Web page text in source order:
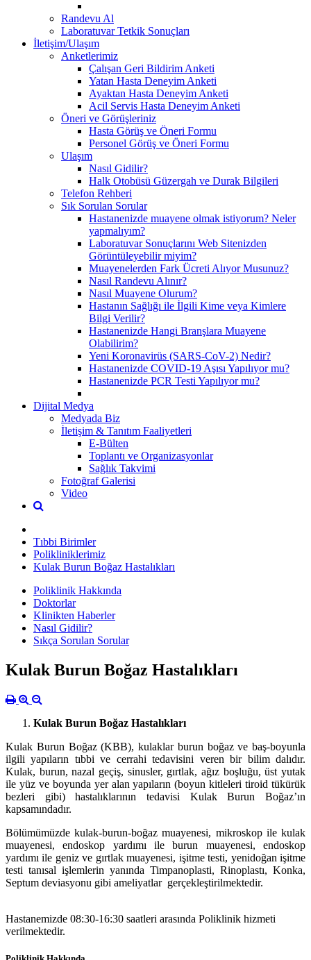
Randevu Al
Laboratuvar Tetkik Sonuçları
İletişim/Ulaşım
Anketlerimiz
Çalışan Geri Bildirim Anketi
Yatan Hasta Deneyim Anketi
Ayaktan Hasta Deneyim Anketi
Acil Servis Hasta Deneyim Anketi
Öneri ve Görüşleriniz
Hasta Görüş ve Öneri Formu
Personel Görüş ve Öneri Formu
Ulaşım
Nasıl Gidilir?
Halk Otobüsü Güzergah ve Durak Bilgileri
Telefon Rehberi
Sık Sorulan Sorular
Hastanenizde muayene olmak istiyorum? Neler
yapmalıyım?
Laboratuvar Sonuçlarını Web Sitenizden
Görüntüleyebilir miyim?
Muayenelerden Fark Ücreti Alıyor Musunuz?
Nasıl Randevu Alınır?
Nasıl Muayene Olurum?
Hastanın Sağlığı ile İlgili Kime veya Kimlere
Bilgi Verilir?
Hastanenizde Hangi Branşlara Muayene
Olabilirim?
Yeni Koronavirüs (SARS-CoV-2) Nedir?
Hastanenizde COVID-19 Aşısı Yapılıyor mu?
Hastanenizde PCR Testi Yapılıyor mu?
Dijital Medya
Medyada Biz
İletişim & Tanıtım Faaliyetleri
E-Bülten
Toplantı ve Organizasyonlar
Sağlık Takvimi
Fotoğraf Galerisi
Video
Tıbbi Birimler
Polikliniklerimiz
Kulak Burun Boğaz Hastalıkları
Poliklinik Hakkında
Doktorlar
Klinikten Haberler
Nasıl Gidilir?
Sıkça Sorulan Sorular
Kulak Burun Boğaz Hastalıkları
Kulak Burun Boğaz Hastalıkları
Kulak Burun Boğaz (KBB), kulaklar burun boğaz ve baş-boyunla
ilgili yapıların tıbbi ve cerrahi tedavisini veren bir bilim dalıdır.
Kulak, burun, nazal geçiş, sinusler, gırtlak, ağız boşluğu, üst yutak
ile yüz ve boyunda yer alan yapıların (boyun kitleleri tiroid tükürük
bezleri gibi) hastalıklarının tedavisi Kulak Burun Boğaz’ın
kapsamındadır.
Bölümümüzde kulak-burun-boğaz muayenesi, mikroskop ile kulak
muayenesi, endoskop yardımı ile burun muayenesi, endoskop
yardımı ile geniz ve gırtlak muayenesi, işitme testi, yenidoğan işitme
testi tanısal işlemlerin yanında Timpanoplasti, Rinoplastı, Konka,
Septum deviasyonu gibi ameliyatlar gerçekleştirilmektedir.
Hastanemizde 08:30-16:30 saatleri arasında Poliklinik hizmeti
verilmektedir.